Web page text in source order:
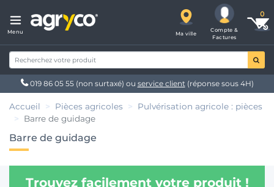
Menu Ma ville
Compte &
Factures
019 86 05 55 (non surtaxé) ou service client(réponse sous 4H)
Accueil Pièces agricoles
Pulvérisation agricole : pièces
Barre de guidage
Barre de guidage
Trouvez facilement votre produit !